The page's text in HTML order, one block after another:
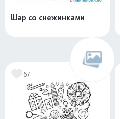
Шар со снежинками
67